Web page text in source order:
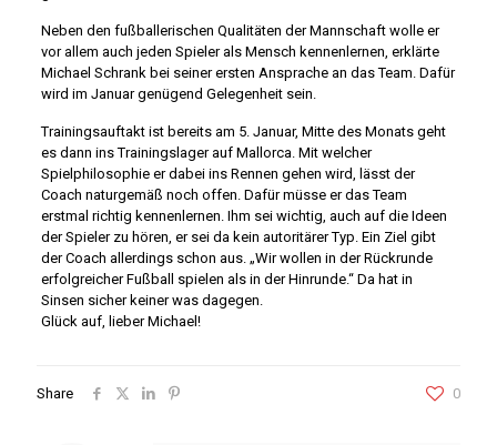
Neben den fußballerischen Qualitäten der Mannschaft wolle er
vor allem auch jeden Spieler als Mensch kennenlernen, erklärte
Michael Schrank bei seiner ersten Ansprache an das Team. Dafür
wird im Januar genügend Gelegenheit sein.
Trainingsauftakt ist bereits am 5. Januar, Mitte des Monats geht
es dann ins Trainingslager auf Mallorca. Mit welcher
Spielphilosophie er dabei ins Rennen gehen wird, lässt der
Coach naturgemäß noch offen. Dafür müsse er das Team
erstmal richtig kennenlernen. Ihm sei wichtig, auch auf die Ideen
der Spieler zu hören, er sei da kein autoritärer Typ. Ein Ziel gibt
der Coach allerdings schon aus. „Wir wollen in der Rückrunde
erfolgreicher Fußball spielen als in der Hinrunde.“ Da hat in
Sinsen sicher keiner was dagegen.
Glück auf, lieber Michael!
Share 0